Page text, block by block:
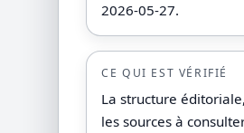
2026-05-27.
CE QUI EST VÉRIFIÉ
La structure
les sources à